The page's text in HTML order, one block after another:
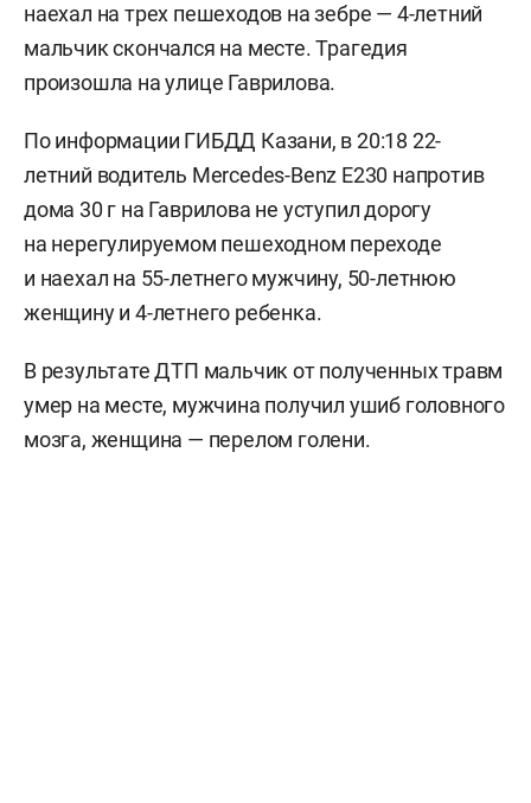
наехал на трех пешеходов на зебре — 4-летний
мальчик скончался на месте. Трагедия
произошла на улице Гаврилова.
По информации ГИБДД Казани, в 20:18 22-
летний водитель Mercedes-Benz Е230 напротив
дома 30 г на Гаврилова не уступил дорогу
на нерегулируемом пешеходном переходе
и наехал на 55-летнего мужчину, 50-летнюю
женщину и 4-летнего ребенка.
В результате ДТП мальчик от полученных травм
умер на месте, мужчина получил ушиб головного
мозга, женщина — перелом голени.